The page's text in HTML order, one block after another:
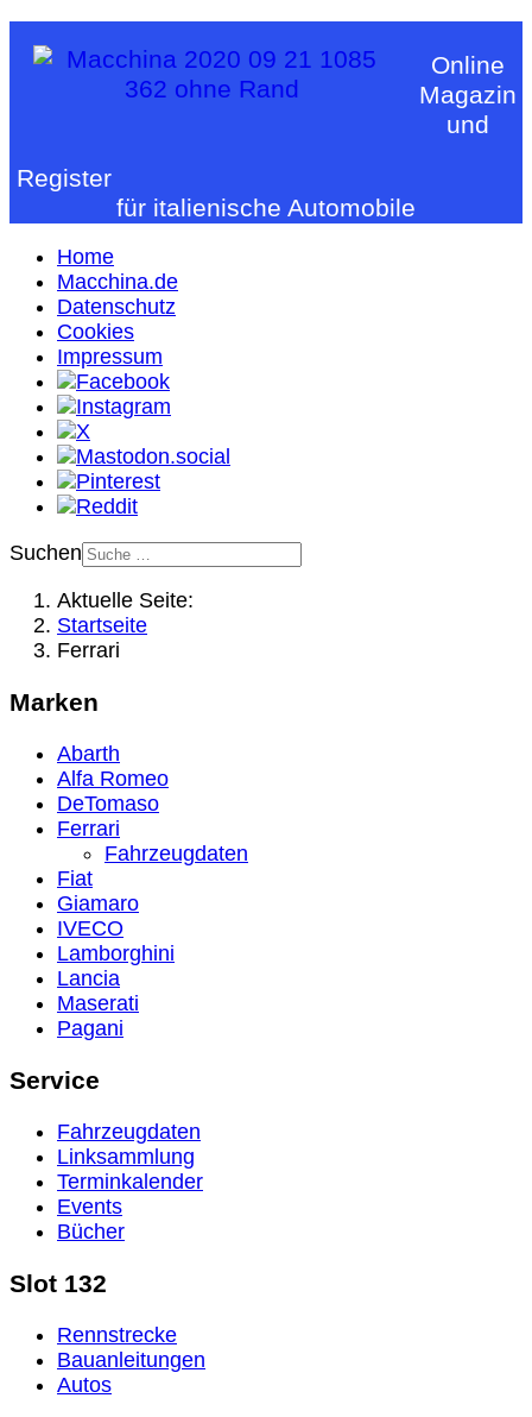
Online
Magazin
und
Register
für italienische Automobile
Home
Macchina.de
Datenschutz
Cookies
Impressum
Suchen
Aktuelle Seite:
Startseite
Ferrari
Marken
Abarth
Alfa Romeo
DeTomaso
Ferrari
Fahrzeugdaten
Fiat
Giamaro
IVECO
Lamborghini
Lancia
Maserati
Pagani
Service
Fahrzeugdaten
Linksammlung
Terminkalender
Events
Bücher
Slot 132
Rennstrecke
Bauanleitungen
Autos